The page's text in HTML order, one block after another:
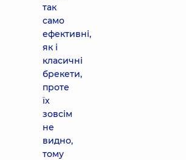
так
само
ефективні,
як і
класичні
брекети,
проте
їх
зовсім
не
видно,
тому